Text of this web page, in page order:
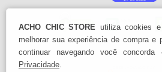
ACHO CHIC STORE utiliza cookies
melhorar sua experiência de compra e
continuar navegando você
Privacidade